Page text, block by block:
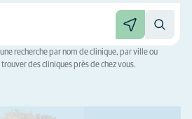
recherche par nom de clinique, par ville ou
des cliniques près de chez vous.